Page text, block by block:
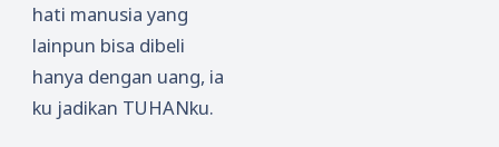
hati manusia yang
lainpun bisa dibeli
hanya dengan uang, ia
ku jadikan TUHANku.